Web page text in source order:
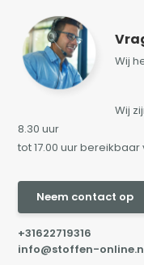
Wij
Wij
8.30 uur
tot 17.00 uur
Neem contact op
+31622719316
info@stoffen-